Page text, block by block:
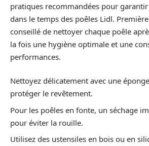
pratiques recommandées pour
dans le temps des poêles Lidl.
conseillé de nettoyer chaque poêle
la fois une hygiène optimale et une
performances.
Nettoyez délicatement avec une
protéger le revêtement.
Pour les poêles en fonte, un séchage
pour éviter la rouille.
Utilisez des ustensiles en bois ou en